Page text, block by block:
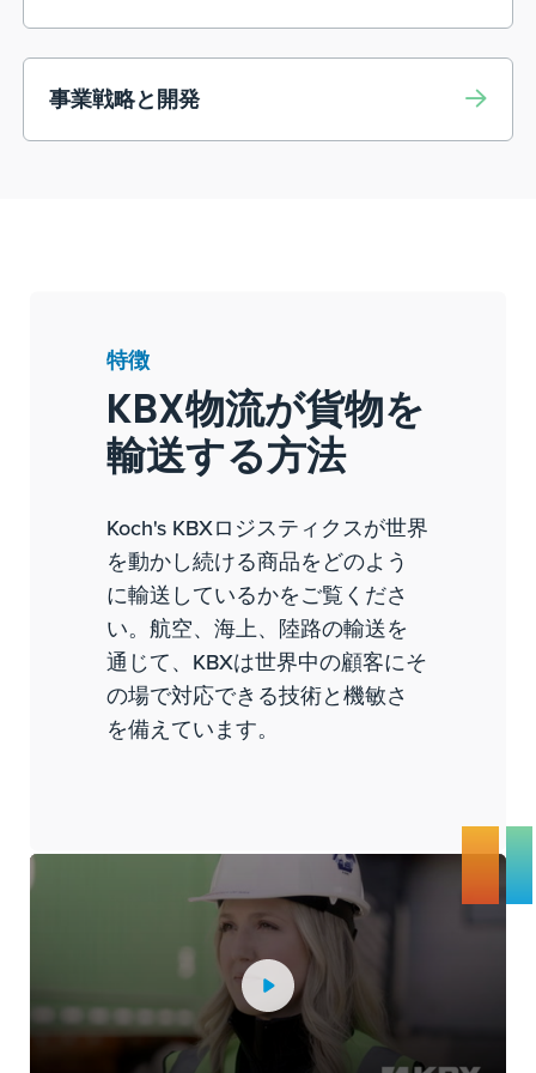
事業戦略と開発
特徴
KBX物流が貨物を
輸送する方法
Koch's KBXロジスティクスが世界
を動かし続ける商品をどのよう
に輸送しているかをご覧くださ
い。航空、海上、陸路の輸送を
通じて、KBXは世界中の顧客にそ
の場で対応できる技術と機敏さ
を備えています。